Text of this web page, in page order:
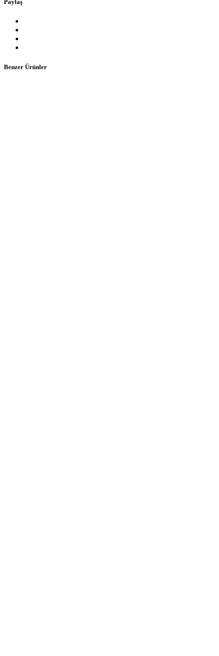
Paylaş
Benzer Ürünler